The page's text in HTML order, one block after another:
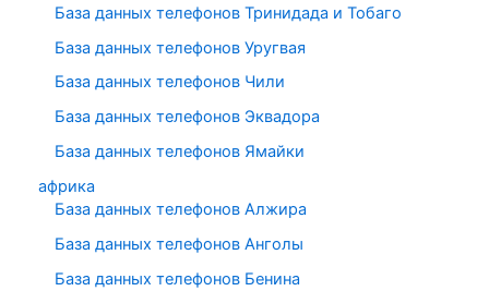
База данных телефонов Тринидада и Тобаго
База данных телефонов Уругвая
База данных телефонов Чили
База данных телефонов Эквадора
База данных телефонов Ямайки
африка
База данных телефонов Алжира
База данных телефонов Анголы
База данных телефонов Бенина